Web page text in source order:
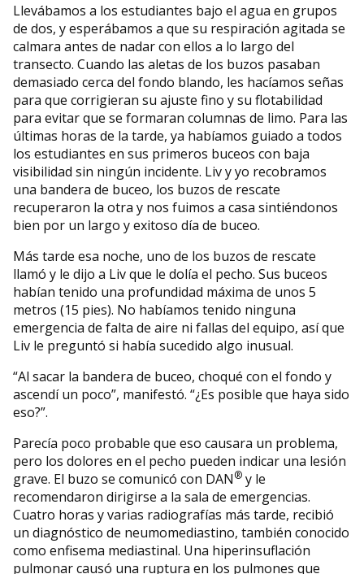
Llevábamos a los estudiantes bajo el agua en grupos
de dos, y esperábamos a que su respiración agitada se
calmara antes de nadar con ellos a lo largo del
transecto. Cuando las aletas de los buzos pasaban
demasiado cerca del fondo blando, les hacíamos señas
para que corrigieran su ajuste fino y su flotabilidad
para evitar que se formaran columnas de limo. Para las
últimas horas de la tarde, ya habíamos guiado a todos
los estudiantes en sus primeros buceos con baja
visibilidad sin ningún incidente. Liv y yo recobramos
una bandera de buceo, los buzos de rescate
recuperaron la otra y nos fuimos a casa sintiéndonos
bien por un largo y exitoso día de buceo.
Más tarde esa noche, uno de los buzos de rescate
llamó y le dijo a Liv que le dolía el pecho. Sus buceos
habían tenido una profundidad máxima de unos 5
metros (15 pies). No habíamos tenido ninguna
emergencia de falta de aire ni fallas del equipo, así que
Liv le preguntó si había sucedido algo inusual.
“Al sacar la bandera de buceo, choqué con el fondo y
ascendí un poco”, manifestó. “¿Es posible que haya sido
eso?”.
Parecía poco probable que eso causara un problema,
pero los dolores en el pecho pueden indicar una lesión
grave. El buzo se comunicó con DAN® y le
recomendaron dirigirse a la sala de emergencias.
Cuatro horas y varias radiografías más tarde, recibió
un diagnóstico de neumomediastino, también conocido
como enfisema mediastinal. Una hiperinsuflación
pulmonar causó una ruptura en los pulmones que